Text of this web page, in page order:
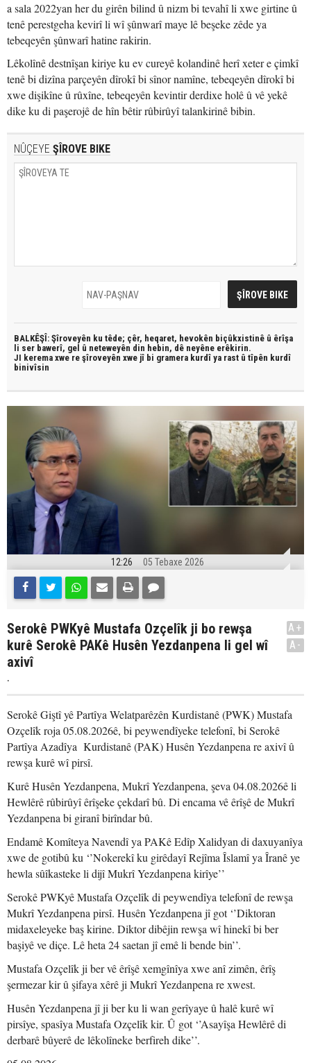
a sala 2022yan her du girên bilind û nizm bi tevahî li xwe girtine û
tenê perestgeha kevirî li wî şûnwarî maye lê beşeke zêde ya
tebeqeyên şûnwarî hatine rakirin.
Lêkolînê destnîşan kiriye ku ev cureyê kolandinê herî xeter e çimkî
tenê bi dizîna parçeyên dîrokî bi sînor namîne, tebeqeyên dîrokî bi
xwe dişikîne û rûxîne, tebeqeyên kevintir derdixe holê û vê yekê
dike ku di paşerojê de hîn bêtir rûbirûyî talankirinê bibin.
NÛÇEYE ŞÎROVE BIKE
BALKÊŞÎ: Şîroveyên ku têde; çêr, heqaret, hevokên biçûkxistinê û êrîşa
li ser bawerî, gel û neteweyên din hebin, dê neyêne erêkirin.
JI kerema xwe re şîroveyên xwe jî bi gramera kurdî ya rast û tîpên kurdî
binivîsin
12:26 05 Tebaxe 2026
Serokê PWKyê Mustafa Ozçelîk ji bo rewşa
kurê Serokê PAKê Husên Yezdanpena li gel wî
axivî
.
A+
A-
Serokê Giştî yê Partîya Welatparêzên Kurdistanê (PWK) Mustafa
Ozçelîk roja 05.08.2026ê, bi peywendîyeke telefonî, bi Serokê
Partîya Azadîya Kurdistanê (PAK) Husên Yezdanpena re axivî û
rewşa kurê wî pirsî.
Kurê Husên Yezdanpena, Mukrî Yezdanpena, şeva 04.08.2026ê li
Hewlêrê rûbirûyî êrîşeke çekdarî bû. Di encama vê êrîşê de Mukrî
Yezdanpena bi giranî birîndar bû.
Endamê Komîteya Navendî ya PAKê Edîp Xalidyan di daxuyanîya
xwe de gotibû ku ‘’Nokerekî ku girêdayî Rejîma Îslamî ya Îranê ye
hewla sûîkasteke li dijî Mukrî Yezdanpena kirîye’’
Serokê PWKyê Mustafa Ozçelîk di peywendîya telefonî de rewşa
Mukrî Yezdanpena pirsî. Husên Yezdanpena jî got ‘’Diktoran
midaxeleyeke baş kirine. Diktor dibêjin rewşa wî hinekî bi ber
başiyê ve diçe. Lê heta 24 saetan jî emê li bende bin’’.
Mustafa Ozçelîk ji ber vê êrîşê xemgînîya xwe anî zimên, êrîş
şermezar kir û şifaya xêrê ji Mukrî Yezdanpena re xwest.
Husên Yezdanpena jî ji ber ku li wan gerîyaye û halê kurê wî
pirsîye, spasîya Mustafa Ozçelîk kir. Û got ‘’Asayîşa Hewlêrê di
derbarê bûyerê de lêkolîneke berfireh dike’’.